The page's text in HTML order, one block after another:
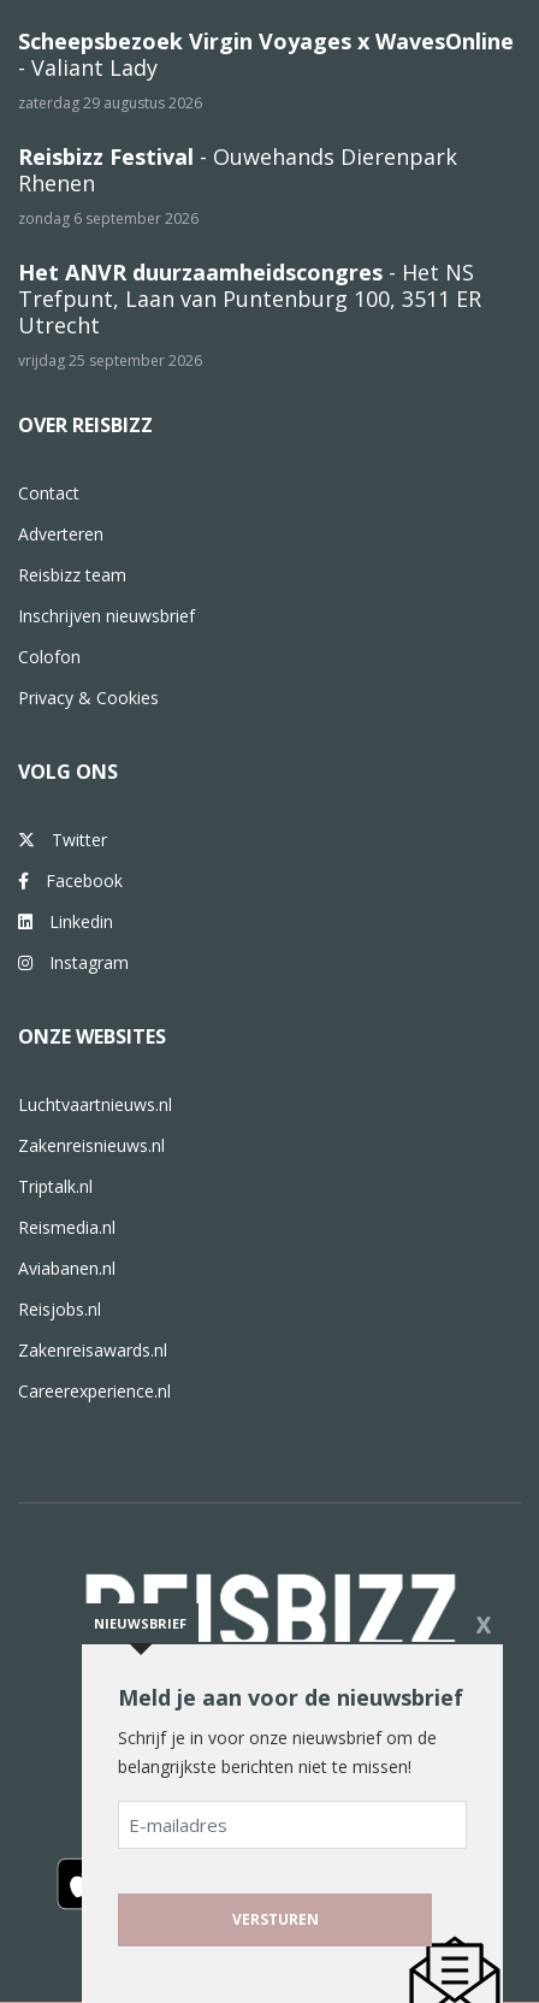
Scheepsbezoek Virgin Voyages x WavesOnline
- Valiant Lady
zaterdag 29 augustus 2026
Reisbizz Festival - Ouwehands Dierenpark
Rhenen
zondag 6 september 2026
Het ANVR duurzaamheidscongres - Het NS
Trefpunt, Laan van Puntenburg 100, 3511 ER
Utrecht
vrijdag 25 september 2026
OVER REISBIZZ
Contact
Adverteren
Reisbizz team
Inschrijven nieuwsbrief
Colofon
Privacy & Cookies
VOLG ONS
Twitter
Facebook
Linkedin
Instagram
ONZE WEBSITES
Luchtvaartnieuws.nl
Zakenreisnieuws.nl
Triptalk.nl
Reismedia.nl
Aviabanen.nl
Reisjobs.nl
Zakenreisawards.nl
Careerexperience.nl
De reiswereld in woord en beeld
NIEUWSBRIEF X
Meld je aan voor de nieuwsbrief
Schrijf je in voor onze nieuwsbrief om de
belangrijkste berichten niet te missen!
E-
mailadres